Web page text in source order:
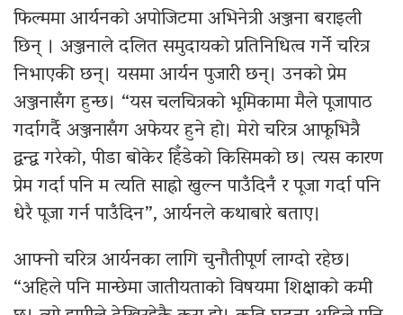
फिल्ममा आर्यनको अपोजिटमा अभिनेत्री अञ्जना बराइली
छिन् । अञ्जनाले दलित समुदायको प्रतिनिधित्व गर्ने चरित्र
निभाएकी छन्। यसमा आर्यन पुजारी छन्। उनको प्रेम
अञ्जनासँग हुन्छ। “यस चलचित्रको भूमिकामा मैले पूजापाठ
गर्दागर्दै अञ्जनासँग अफेयर हुने हो। मेरो चरित्र आफूभित्रै
द्वन्द्व गरेको, पीडा बोकेर हिँडेको किसिमको छ। त्यस कारण
प्रेम गर्दा पनि म त्यति साह्रो खुल्न पाउँदिनँ र पूजा गर्दा पनि
धेरै पूजा गर्न पाउँदिन”, आर्यनले कथाबारे बताए।
आफ्नो चरित्र आर्यनका लागि चुनौतीपूर्ण लाग्दो रहेछ।
“अहिले पनि मान्छेमा जातीयताको विषयमा शिक्षाको कमी